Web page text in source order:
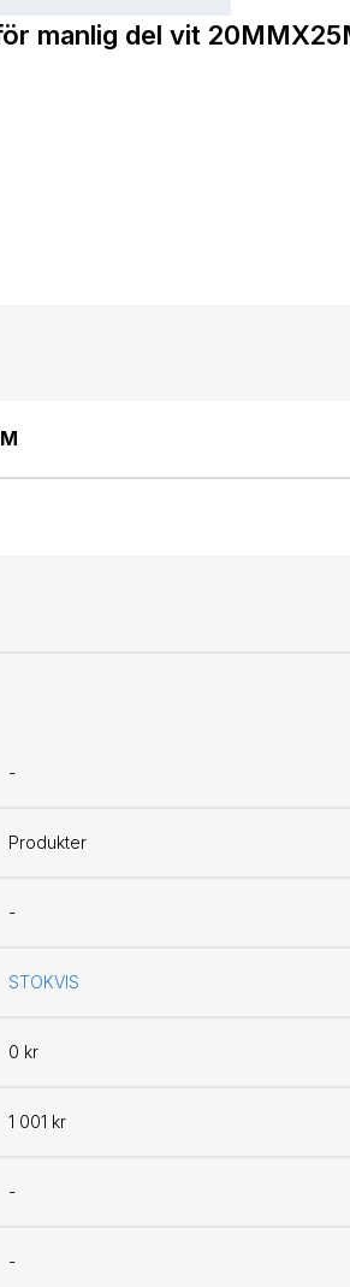
manlig del vit
-
Produkter
-
STOKVIS
0 kr
1 001 kr
-
-